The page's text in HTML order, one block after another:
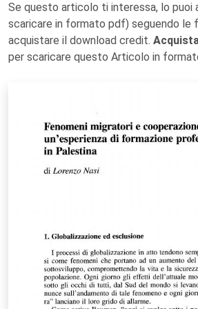
Se questo articolo ti interessa, lo puoi
scaricare in formato pdf) seguendo le
acquistare il download credit.
per scaricare questo Articolo in